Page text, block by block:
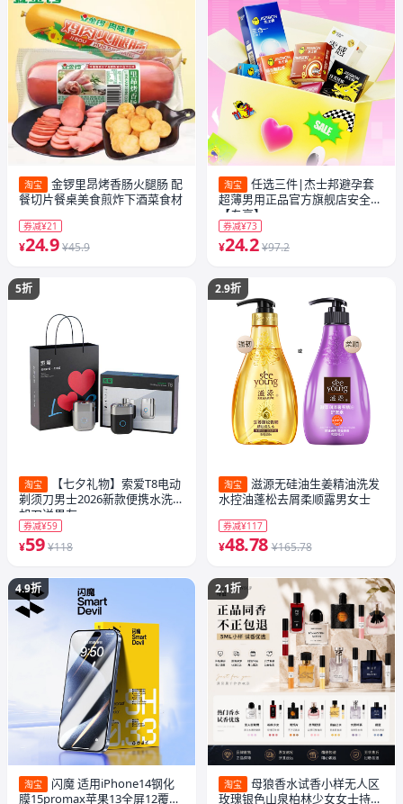
淘宝
金锣里昂烤香肠火腿肠 配
餐切片餐桌美食煎炸下酒菜食材
券减¥21
¥24.9 ¥45.9
5折
淘宝
【七夕礼物】索爱T8电动
剃须刀男士2026新款便携水洗刮
胡刀送男友
券减¥59
¥59 ¥118
4.9折
淘宝
闪魔 适用iPhone14钢化
膜15promax苹果13全屏12覆盖
淘宝
任选三件|杰士邦避孕套
超薄男用正品官方旗舰店安全套
【专享】
券减¥73
¥24.2 ¥97.2
2.9折
淘宝
滋源无硅油生姜精油洗发
水控油蓬松去屑柔顺露男女士
券减¥117
¥48.78 ¥165.78
2.1折
淘宝
母狼香水试香小样无人区
玫瑰银色山泉柏林少女女士持久